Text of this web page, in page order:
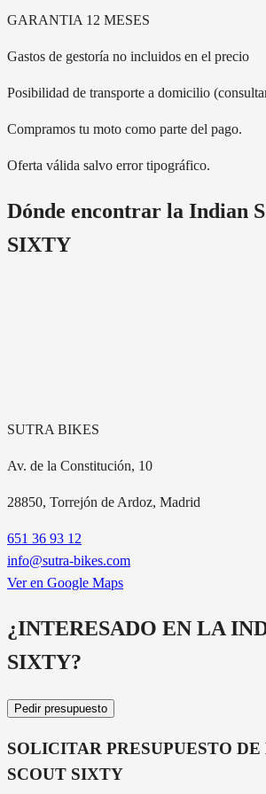
GARANTIA 12 MESES
Gastos de gestoría no incluidos en el precio
Posibilidad de transporte a domicilio
Compramos tu moto como parte del pago.
Oferta válida salvo error tipográfico.
Dónde encontrar la Indian
SIXTY
SUTRA BIKES
Av. de la Constitución, 10
28850, Torrejón de Ardoz, Madrid
651 36 93 12
info@sutra-bikes.com
Ver en Google Maps
¿INTERESADO EN LA
SIXTY?
Pedir presupuesto
SOLICITAR PRESUPUESTO DE
SCOUT SIXTY